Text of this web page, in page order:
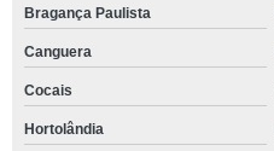
Bragança Paulista
Canguera
Cocais
Hortolândia